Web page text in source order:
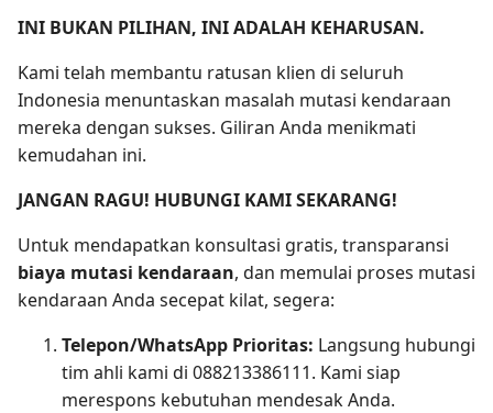
INI BUKAN PILIHAN, INI ADALAH KEHARUSAN.
Kami telah membantu ratusan klien di seluruh
Indonesia menuntaskan masalah mutasi kendaraan
mereka dengan sukses. Giliran Anda menikmati
kemudahan ini.
JANGAN RAGU! HUBUNGI KAMI SEKARANG!
Untuk mendapatkan konsultasi gratis, transparansi
biaya mutasi kendaraan, dan memulai proses mutasi
kendaraan Anda secepat kilat, segera:
Telepon/WhatsApp Prioritas: Langsung hubungi
tim ahli kami di 088213386111. Kami siap
merespons kebutuhan mendesak Anda.